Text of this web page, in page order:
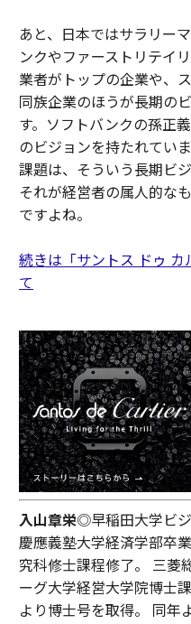
あと、日本ではサラリー
ンクやファーストリテイ
業者がトップの企業や、
同族企業のほうが長期の
す。ソフトバンクの孫正
のビジョンを持たれてい
課題は、そういう長期ビ
それが経営者の属人的な
ですよね。
続きは「サントス ドゥ
て
入山章栄◎早稲田大学ビ
慶應義塾大学経済学部卒
究科修士課程修了。 三菱
ーグ大学経営大学院博士
より博士号を取得。 同年